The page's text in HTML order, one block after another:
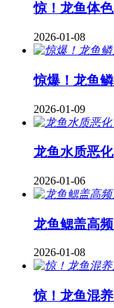
惊！龙鱼体
2026-01-08
惊爆！龙鱼
2026-01-09
龙鱼水质恶
2026-01-06
龙鱼鳃盖高
2026-01-08
惊！龙鱼混